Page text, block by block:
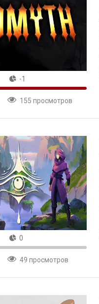
-1
155 просмотров
0
49 просмотров